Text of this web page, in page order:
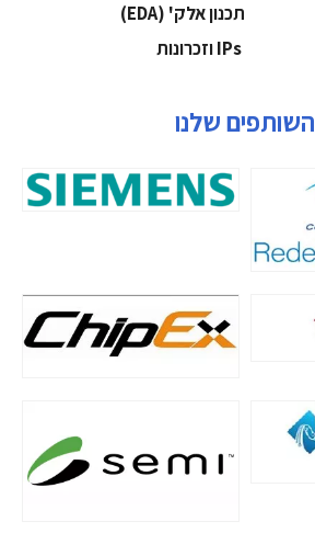
‫תכנון אלק' (‪(EDA‬‬
השותפים שלנו